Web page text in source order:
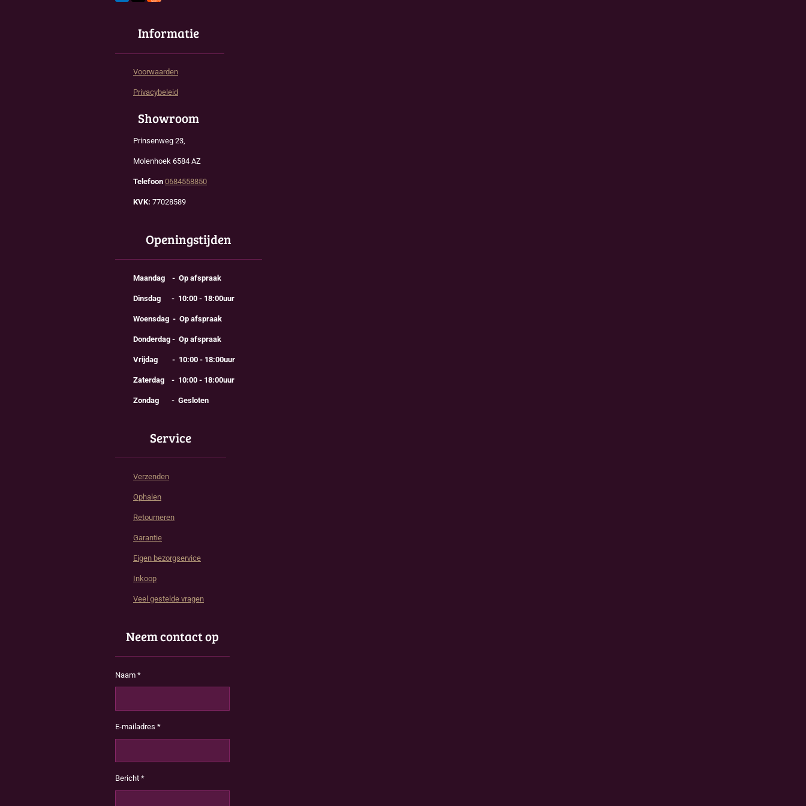
Informatie
Voorwaarden
Privacybeleid
Showroom
Prinsenweg 23,
Molenhoek 6584 AZ
Telefoon 0684558850
KVK: 77028589
Openingstijden
Maandag - Op afspraak
Dinsdag - 10:00 - 18:00uur
Woensdag - Op afspraak
Donderdag - Op afspraak
Vrijdag - 10:00 - 18:00uur
Zaterdag - 10:00 - 18:00uur
Zondag - Gesloten
Service
Verzenden
Ophalen
Retourneren
Garantie
Eigen bezorgservice
Inkoop
Veel gestelde vragen
Neem contact op
Naam *
E-mailadres *
Bericht *